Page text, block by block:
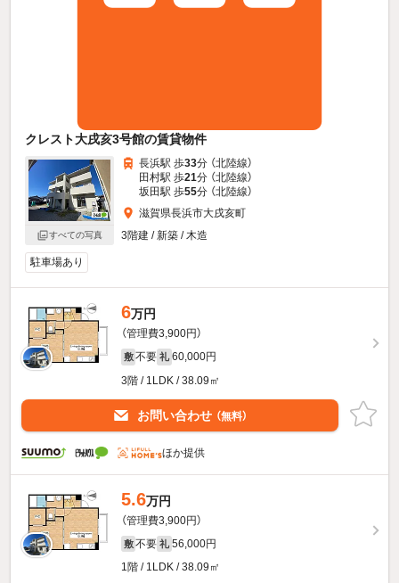
クレスト大戌亥3号館の賃貸物件
すべての写真
長浜駅 歩33分 （北陸線）
田村駅 歩21分 （北陸線）
坂田駅 歩55分 （北陸線）
滋賀県長浜市大戌亥町
3階建 / 新築 / 木造
駐車場あり
6万円
（管理費3,900円）
敷 不要 礼 60,000円
3階 / 1LDK / 38.09㎡
お問い合わせ （無料）
ほか提供
5.6万円
（管理費3,900円）
敷 不要 礼 56,000円
1階 / 1LDK / 38.09㎡